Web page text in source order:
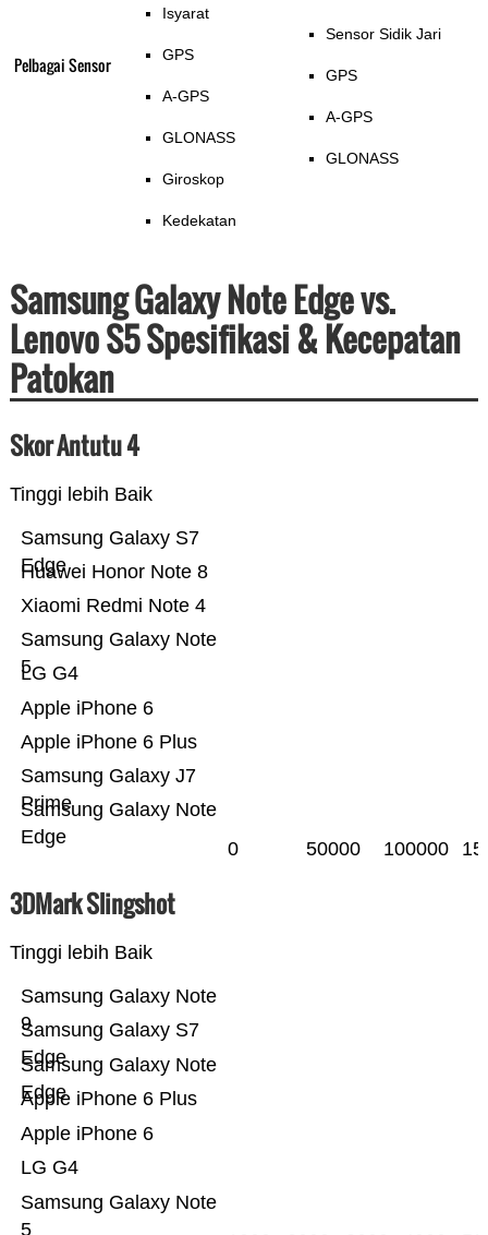
Pelbagai Sensor
Isyarat
GPS
A-GPS
GLONASS
Giroskop
Kedekatan
Sensor Sidik Jari
GPS
A-GPS
GLONASS
Samsung Galaxy Note Edge vs.
Lenovo S5 Spesifikasi & Kecepatan
Patokan
Skor Antutu 4
Tinggi lebih Baik
Samsung Galaxy Note
Edge
Samsung Galaxy J7
Prime
Apple iPhone 6 Plus
Apple iPhone 6
LG G4
Samsung Galaxy Note
5
Xiaomi Redmi Note 4
Huawei Honor Note 8
Samsung Galaxy S7
Edge
0 50000 100000
3DMark Slingshot
Tinggi lebih Baik
Samsung Galaxy Note
5
LG G4
Apple iPhone 6
Apple iPhone 6 Plus
Samsung Galaxy Note
Edge
Samsung Galaxy S7
Edge
Samsung Galaxy Note
9